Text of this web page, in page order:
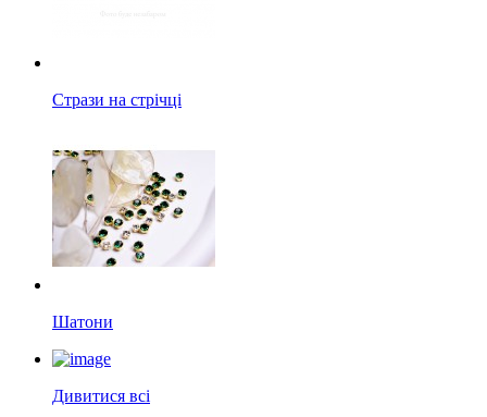
Стрази на стрічці
Шатони
Дивитися всі